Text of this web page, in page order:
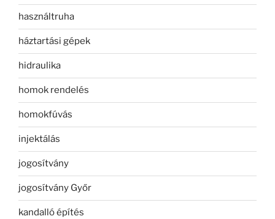
használtruha
háztartási gépek
hidraulika
homok rendelés
homokfúvás
injektálás
jogosítvány
jogosítvány Győr
kandalló építés